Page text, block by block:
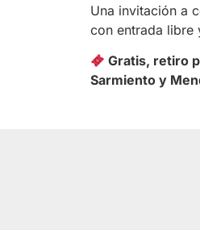
Una invitación a
con entrada libre
Gratis, retiro
Sarmiento y